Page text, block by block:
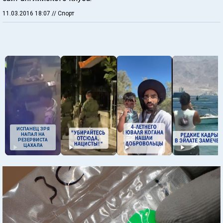
11.03.2016 18:07 // Спорт
ИСПАНЕЦ ЗРЯ
НАПАЛ НА
РЕЗЕРВИСТА
ЦАХАЛА